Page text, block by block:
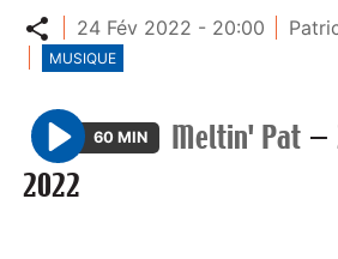
Partager
24 Fév 2022 - 20:00
MUSIQUE
P
l
60 MIN Meltin' Pat —
2022